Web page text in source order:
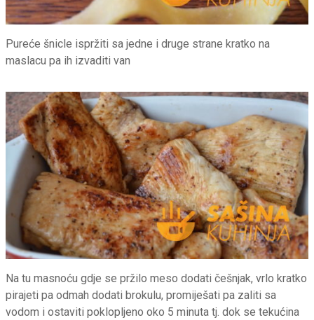
Pureće šnicle ispržiti sa jedne i druge strane kratko na
maslacu pa ih izvaditi van
Na tu masnoću gdje se pržilo meso dodati češnjak, vrlo kratko
pirajeti pa odmah dodati brokulu, promiješati pa zaliti sa
vodom i ostaviti poklopljeno oko 5 minuta tj. dok se tekućina